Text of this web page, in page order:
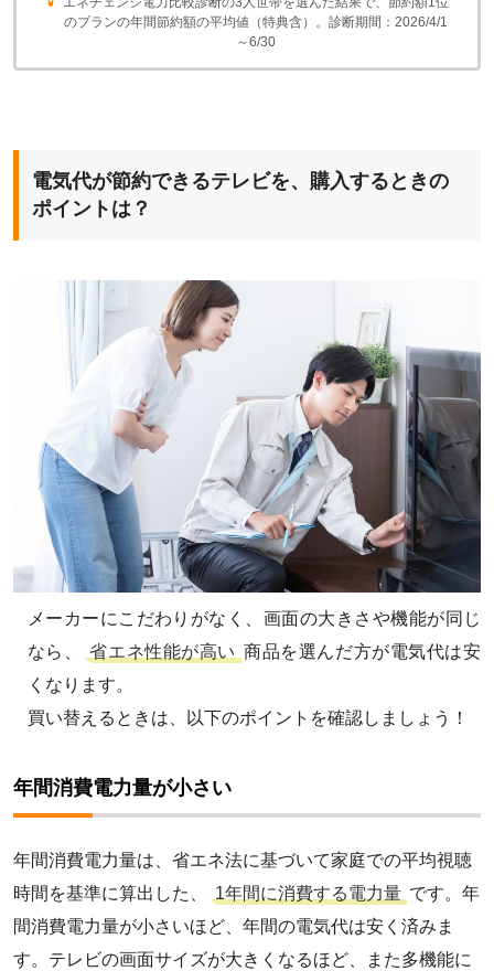
のプランの年間節約額の平均値（特典含）。診断期間：2026/4/1
～6/30
電気代が節約できるテレビを、購入するときの
ポイントは？
メーカーにこだわりがなく、画面の大きさや機能が同じ
なら、
省エネ性能が高い 商品を選んだ方が電気代は安
くなります。
買い替えるときは、以下のポイントを確認しましょう！
年間消費電力量が小さい
年間消費電力量は、省エネ法に基づいて家庭での平均視聴
時間を基準に算出した、
1年間に消費する電力量 です。年
間消費電力量が小さいほど、年間の電気代は安く済みま
す。テレビの画面サイズが大きくなるほど、また多機能に